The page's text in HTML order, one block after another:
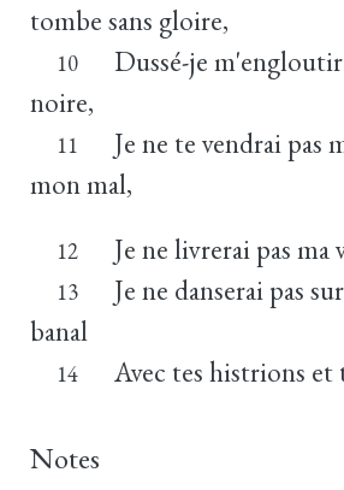
tombe sans gloire,
10
Dussé-je
noire,
11
Je ne te vendrai pas
mon mal,
12 Je ne livrerai pas ma
13
Je ne danserai pas
banal
14 Avec tes histrions et
Notes